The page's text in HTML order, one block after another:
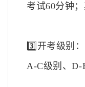
考试60分钟
3️⃣开考级别：
A-C级别、D-